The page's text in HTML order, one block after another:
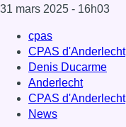
31 mars 2025 - 16h03
cpas
CPAS d'Anderlecht
Denis Ducarme
Anderlecht
CPAS d'Anderlecht
News